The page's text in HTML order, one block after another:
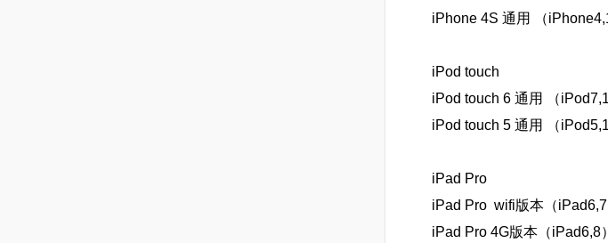
iPhone 4S 通用 （
iPod touch
iPod touch 6 通用 （iPod7,1
iPod touch 5 通用 （iPod5,1
iPad Pro
iPad Pro wifi版本（iPad6,7
iPad Pro 4G版本（iPad6,8）